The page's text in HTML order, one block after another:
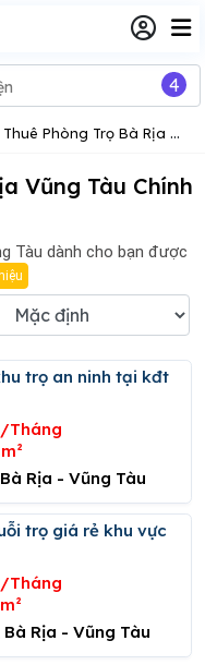
Phòng Trọ Bà Rịa Vũng Tàu
Vũng Tàu Chính
Tàu dành cho bạn được
Tháng
Rịa - Vũng Tàu
Tháng
Rịa - Vũng Tàu
4